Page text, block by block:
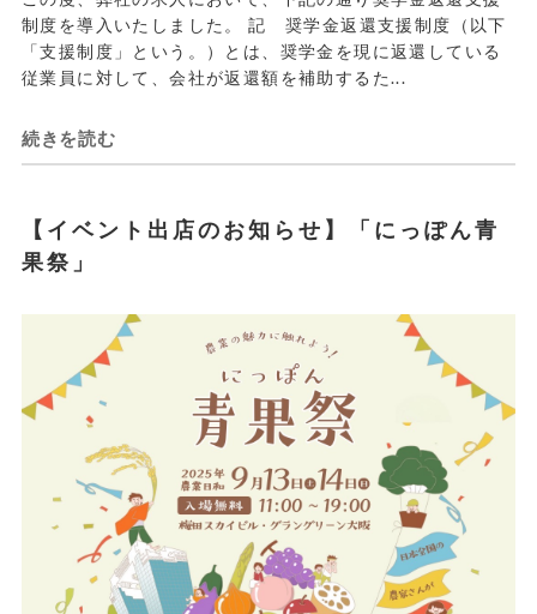
制度を導入いたしました。 記 奨学金返還支援制度（以下
「支援制度」という。）とは、奨学金を現に返還している
従業員に対して、会社が返還額を補助するた...
続きを読む
【イベント出店のお知らせ】「にっぽん青
果祭」